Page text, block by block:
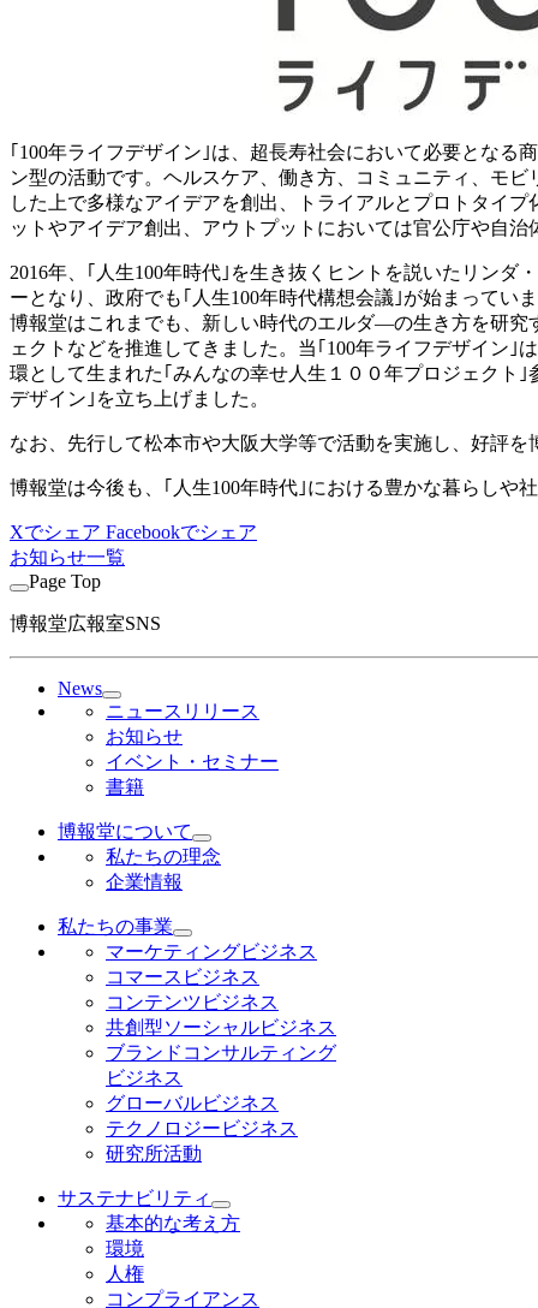
｢100年ライフデザイン｣は、超長寿社会において必要とな
ン型の活動です。ヘルスケア、働き方、コミュニティ、モ
した上で多様なアイデアを創出、トライアルとプロトタイ
ットやアイデア創出、アウトプットにおいては官公庁や自
2016年、｢人生100年時代｣を生き抜くヒントを説いたリン
ーとなり、政府でも｢人生100年時代構想会議｣が始まっていま
博報堂はこれまでも、新しい時代のエルダ―の生き方を研究
ェクトなどを推進してきました。当｢100年ライフデザイン｣
環として生まれた｢みんなの幸せ人生１００年プロジェクト
デザイン｣を立ち上げました。
なお、先行して松本市や大阪大学等で活動を実施し、好評
博報堂は今後も、｢人生100年時代｣における豊かな暮らしや
Xでシェア Facebookでシェア
お知らせ一覧
Page Top
博報堂広報室SNS
News
ニュースリリース
お知らせ
イベント・セミナー
書籍
博報堂について
私たちの理念
企業情報
私たちの事業
マーケティングビジネス
コマースビジネス
コンテンツビジネス
共創型ソーシャルビジネス
ブランドコンサルティング
ビジネス
グローバルビジネス
テクノロジービジネス
研究所活動
サステナビリティ
基本的な考え方
環境
人権
コンプライアンス